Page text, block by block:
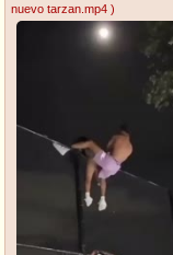
nuevo tarzan.mp4 )